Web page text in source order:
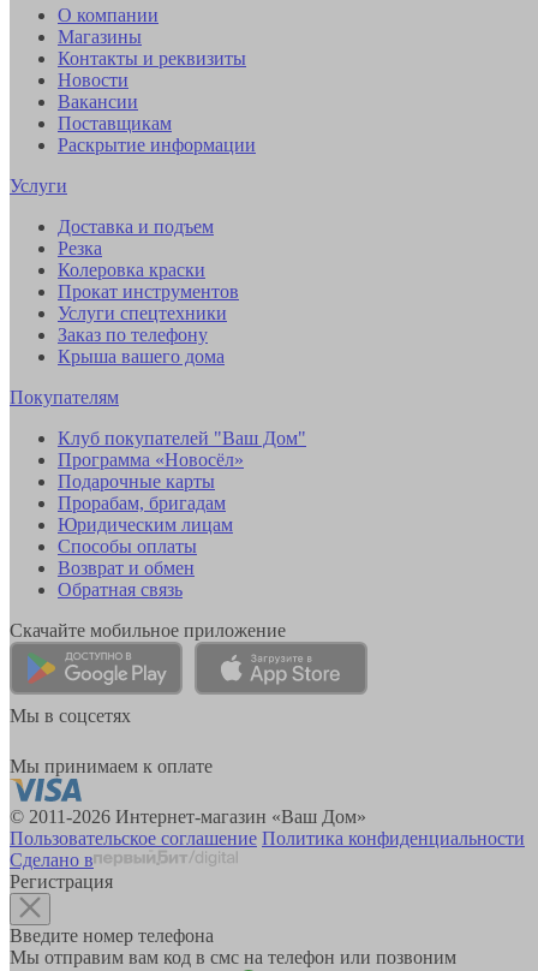
О компании
Магазины
Контакты и реквизиты
Новости
Вакансии
Поставщикам
Раскрытие информации
Услуги
Доставка и подъем
Резка
Колеровка краски
Прокат инструментов
Услуги спецтехники
Заказ по телефону
Крыша вашего дома
Покупателям
Клуб покупателей "Ваш Дом"
Программа «Новосёл»
Подарочные карты
Прорабам, бригадам
Юридическим лицам
Способы оплаты
Возврат и обмен
Обратная связь
Скачайте мобильное приложение
Мы в соцсетях
Мы принимаем к оплате
© 2011-2026 Интернет-магазин «Ваш Дом»
Пользовательское соглашение Политика конфиденциальности
Сделано в
Регистрация
Введите номер телефона
Мы отправим вам код в смс на телефон или позвоним